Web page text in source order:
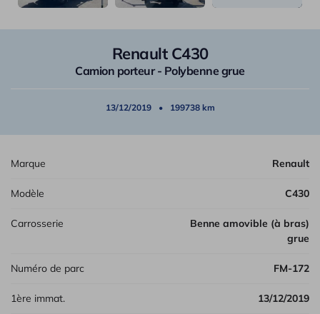
Renault C430
Camion porteur - Polybenne grue
13/12/2019 199738 km
Marque Renault
Modèle C430
Carrosserie
Benne amovible (à bras)
grue
Numéro de parc FM-172
1ère immat. 13/12/2019